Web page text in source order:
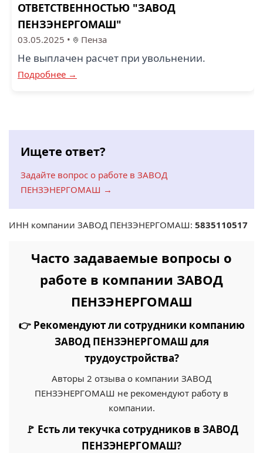
ОТВЕТСТВЕННОСТЬЮ "ЗАВОД
ПЕНЗЭНЕРГОМАШ"
03.05.2025 • Пенза
Не выплачен расчет при увольнении.
Подробнее →
Ищете ответ?
Задайте вопрос о работе в ЗАВОД
ПЕНЗЭНЕРГОМАШ →
ИНН компании ЗАВОД ПЕНЗЭНЕРГОМАШ: 5835110517
Часто задаваемые вопросы о
работе в компании ЗАВОД
ПЕНЗЭНЕРГОМАШ
👉 Рекомендуют ли сотрудники компанию
ЗАВОД ПЕНЗЭНЕРГОМАШ для
трудоустройства?
Авторы 2 отзыва о компании ЗАВОД
ПЕНЗЭНЕРГОМАШ не рекомендуют работу в
компании.
🚩 Есть ли текучка сотрудников в ЗАВОД
ПЕНЗЭНЕРГОМАШ?